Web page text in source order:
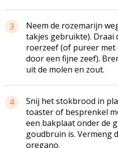
3
Neem de rozemarijn
takjes gebruikte). Draai
roerzeef (of pureer met
door een fijne zeef).
uit de molen en zout.
4
Snij het stokbrood in
toaster of besprenkel
een bakplaat onder de
goudbruin is. Vermeng
oregano.